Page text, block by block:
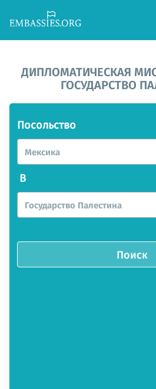
ДИПЛОМАТИЧЕСКАЯ
ГОСУДАРСТВО
Посольство
Мексика
В
Государство Палестина
Поиск